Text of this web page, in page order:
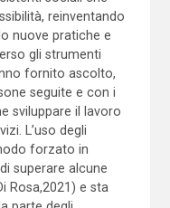
reinventando
nuove pratiche e
gli strumenti
fornito ascolto,
seguite e con i
sviluppare il lavoro
L’uso degli
forzato in
superare alcune
Rosa,2021) e sta